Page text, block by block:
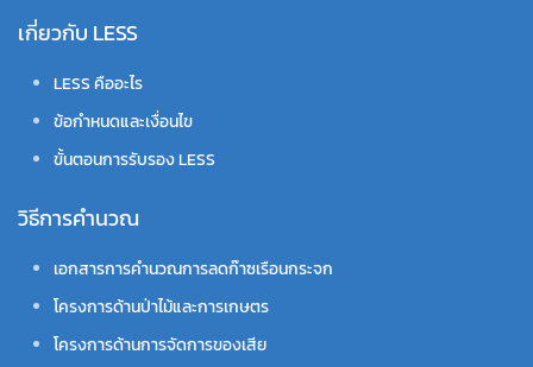
เกี่ยวกับ LESS
LESS คืออะไร
ข้อกำหนดและเงื่อนไข
ขั้นตอนการรับรอง LESS
วิธีการคำนวณ
เอกสารการคำนวณการลดก๊าซเรือนกระจก
โครงการด้านป่าไม้และการเกษตร
โครงการด้านการจัดการของเสีย